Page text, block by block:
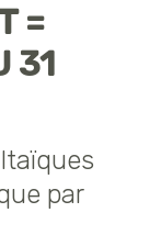
=
31
par